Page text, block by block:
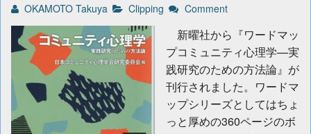
OKAMOTO Takuya Clipping Comment
新曜社から『ワードマッ
プコミュニティ心理学—実
践研究のための方法論』が
刊行されました。ワードマ
ップシリーズとしてはちょ
っと厚めの360ページのボ